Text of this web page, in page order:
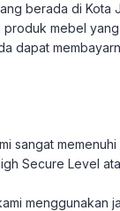
berada di Kota
produk mebel
dapat
sangat memenuhi
Secure Level
menggunakan